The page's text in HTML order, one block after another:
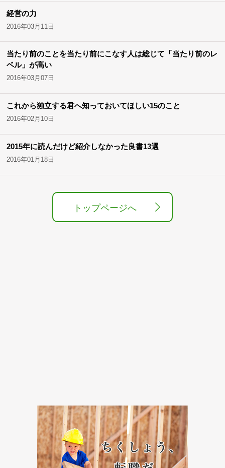
経営の力
2016年03月11日
当たり前のことを当たり前にこなす人は総じて「当たり前のレ
ベル」が高い
2016年03月07日
これから独立する君へ知っておいてほしい15のこと
2016年02月10日
2015年に読んだけど紹介しなかった良書13選
2016年01月18日
トップページへ